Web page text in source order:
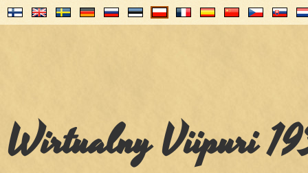
Wirtualny Viipuri